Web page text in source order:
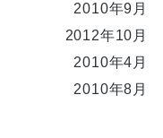
2010年9月
2012年10月
2010年4月
2010年8月